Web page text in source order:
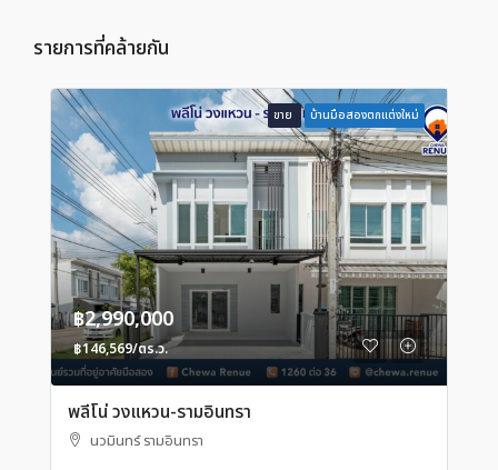
รายการที่คล้ายกัน
ขาย บ้านมือสองตกแต่งใหม่
฿2,990,000
฿146,569/ตร.ว.
พลีโน่ วงแหวน-รามอินทรา
นวมินทร์ รามอินทรา